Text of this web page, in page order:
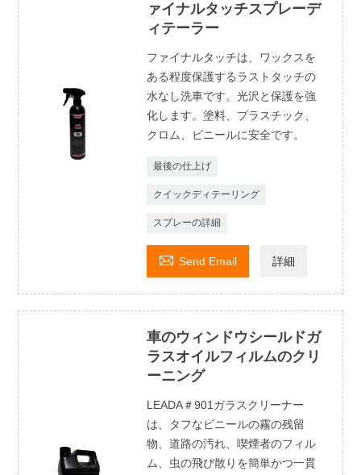
ァイナルタッチスプレーデ
ィテーラー
ファイナルタッチは、ワックスを
ある程度保護するラストタッチの
水なし洗車です。光沢と保護を強
化します。塗料、プラスチック、
クロム、ビニールに安全です。
最後の仕上げ
クイックディテーリング
スプレーの詳細
 Send Email 詳細
車のウィンドウシールドガ
ラスオイルフィルムのクリ
ーニング
LEADA＃901ガラスクリーナー
は、タフなビニールの霧の残留
物、道路の汚れ、喫煙者のフィル
ム、虫の飛び散りを簡単かつ一貫